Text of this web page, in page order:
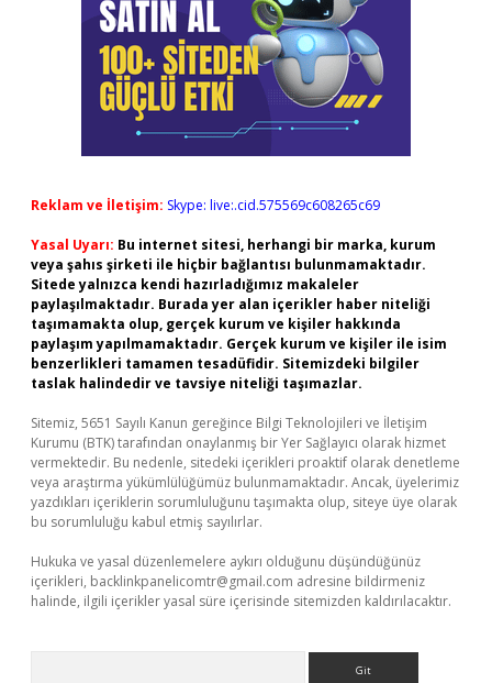
Reklam ve İletişim: Skype: live:.cid.575569c608265c69
Yasal Uyarı: Bu internet sitesi, herhangi bir marka, kurum
veya şahıs şirketi ile hiçbir bağlantısı bulunmamaktadır.
Sitede yalnızca kendi hazırladığımız makaleler
paylaşılmaktadır. Burada yer alan içerikler haber niteliği
taşımamakta olup, gerçek kurum ve kişiler hakkında
paylaşım yapılmamaktadır. Gerçek kurum ve kişiler ile isim
benzerlikleri tamamen tesadüfidir. Sitemizdeki bilgiler
taslak halindedir ve tavsiye niteliği taşımazlar.
Sitemiz, 5651 Sayılı Kanun gereğince Bilgi Teknolojileri ve İletişim
Kurumu (BTK) tarafından onaylanmış bir Yer Sağlayıcı olarak hizmet
vermektedir. Bu nedenle, sitedeki içerikleri proaktif olarak denetleme
veya araştırma yükümlülüğümüz bulunmamaktadır. Ancak, üyelerimiz
yazdıkları içeriklerin sorumluluğunu taşımakta olup, siteye üye olarak
bu sorumluluğu kabul etmiş sayılırlar.
Hukuka ve yasal düzenlemelere aykırı olduğunu düşündüğünüz
içerikleri, backlinkpanelicomtr@gmail.com adresine bildirmeniz
halinde, ilgili içerikler yasal süre içerisinde sitemizden kaldırılacaktır.